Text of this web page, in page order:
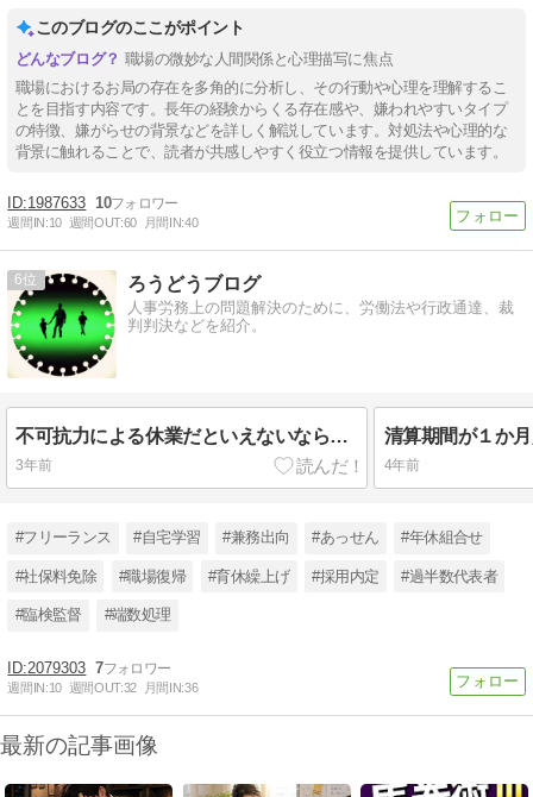
このブログのここがポイント
職場の微妙な人間関係と心理描写に焦点
職場におけるお局の存在を多角的に分析し、その行動や心理を理解するこ
とを目指す内容です。長年の経験からくる存在感や、嫌われやすいタイプ
の特徴、嫌がらせの背景などを詳しく解説しています。対処法や心理的な
背景に触れることで、読者が共感しやすく役立つ情報を提供しています。
1987633 10
週間IN:10 週間OUT:60 月間IN:40
6 ろうどうブログ
人事労務上の問題解決のために、労働法や行政通達、裁
判判決などを紹介。
不可抗力による休業だといえないなら休業手当の支払い義務がある
3年前 4年前
#フリーランス #自宅学習 #兼務出向 #あっせん #年休組合せ
#社保料免除 #職場復帰 #育休繰上げ #採用内定 #過半数代表者
#臨検監督 #端数処理
2079303 7
週間IN:10 週間OUT:32 月間IN:36
最新の記事画像